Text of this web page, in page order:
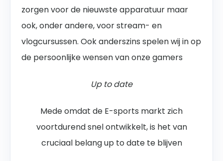
zorgen voor de nieuwste apparatuur maar
ook, onder andere, voor stream- en
vlogcursussen. Ook anderszins spelen wij in op
de persoonlijke wensen van onze gamers
Up to date
Mede omdat de E-sports markt zich
voortdurend snel ontwikkelt, is het van
cruciaal belang up to date te blijven